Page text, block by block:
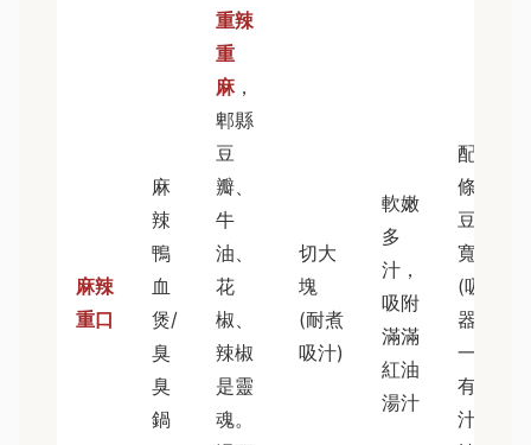
麻辣
重口
麻
辣
鴨
血
煲/
臭
臭
鍋
重辣
重
麻，
郫縣
豆
瓣、
牛
油、
花
椒、
辣椒
是靈
魂。
切大
塊
(耐煮
吸汁)
軟嫩
多
汁，
吸附
滿滿
紅油
湯汁
配老油
條、凍
豆腐、
寬粉
(吸湯神
器！)；
一定要
有烏梅
汁解